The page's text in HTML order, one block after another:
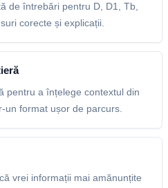
de întrebări pentru D, D1, Tb,
corecte și explicații.
pentru a înțelege contextul din
format ușor de parcurs.
vrei informații mai amănunțite